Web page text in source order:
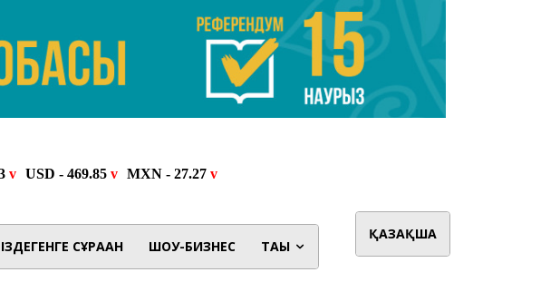
ІЗДЕГЕНГЕ СҰРАҒАН ШОУ-БИЗНЕС ТАҒЫ
ҚАЗАҚША